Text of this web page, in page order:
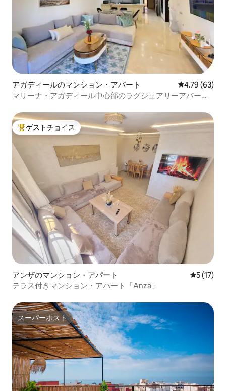
アガディールのマンション・アパート レビュー63
4.79 (63)
マリーナ・アガディール中心部のラグジュアリーアパート
大好評のゲストチョイスです。
ゲストチョイス
アンザのマンション・アパート レビュー
5 (17)
テラス付きマンション・アパート「Anza」
スーパーホスト
スーパーホスト